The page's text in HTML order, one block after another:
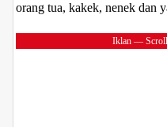
orang tua, kakek, nenek dan
Iklan —